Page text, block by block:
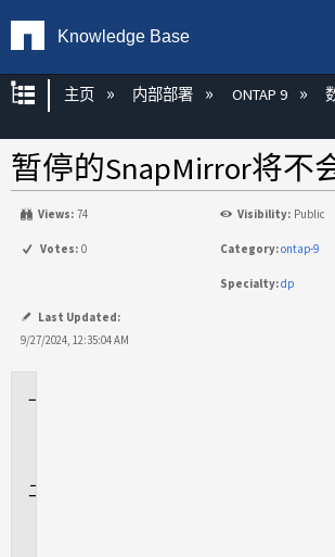
Knowledge Base
扩展/隐缩全局层次
主页 内部部署 ONTAP 9
暂停的SnapMirror将不
Views: 74 Visibility: Public
Votes: 0 Category:ontap-9
Specialty:dp
Last Updated:
9/27/2024, 12:35:04 AM